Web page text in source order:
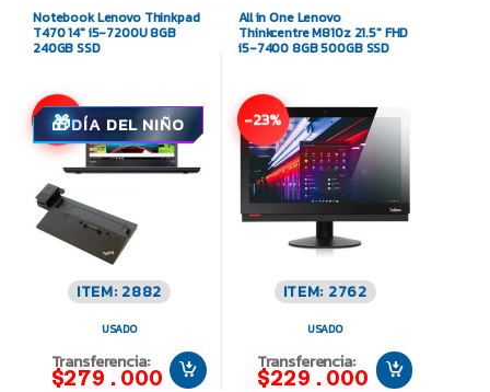
Notebook Lenovo Thinkpad
T470 14″ i5-7200U 8GB
240GB SSD
-3%DÍA DEL NIÑO
ITEM: 2882
USADO
Transferencia:
$279.000
All in One Lenovo
Thinkcentre M810z 21.5″ FHD
i5-7400 8GB 500GB SSD
-23%
ITEM: 2762
USADO
Transferencia:
$229.000